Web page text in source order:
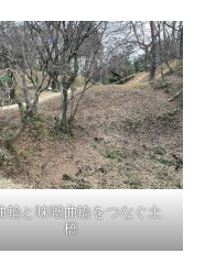
輪と味噌曲輪をつなぐ土
橋